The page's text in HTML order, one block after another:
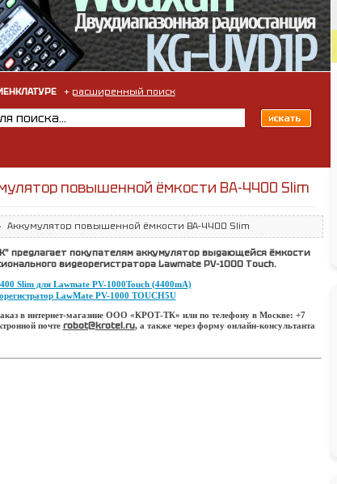
+ расширенный поиск
повышенной ёмкости BA-4400 Slim
Аккумулятор повышенной ёмкости BA-4400 Slim
предлагает покупателям аккумулятор выдающейся ёмкости
видеорегистратора Lawmate PV-1000 Touch.
Slim для Lawmate PV-1000Touch (4400mA)
LawMate PV-1000 TOUCH5U
в интернет-магазине ООО «КРОТ-ТК» или по телефону в Москве: +7
почте robot@krotel.ru, а также через форму онлайн-консультанта